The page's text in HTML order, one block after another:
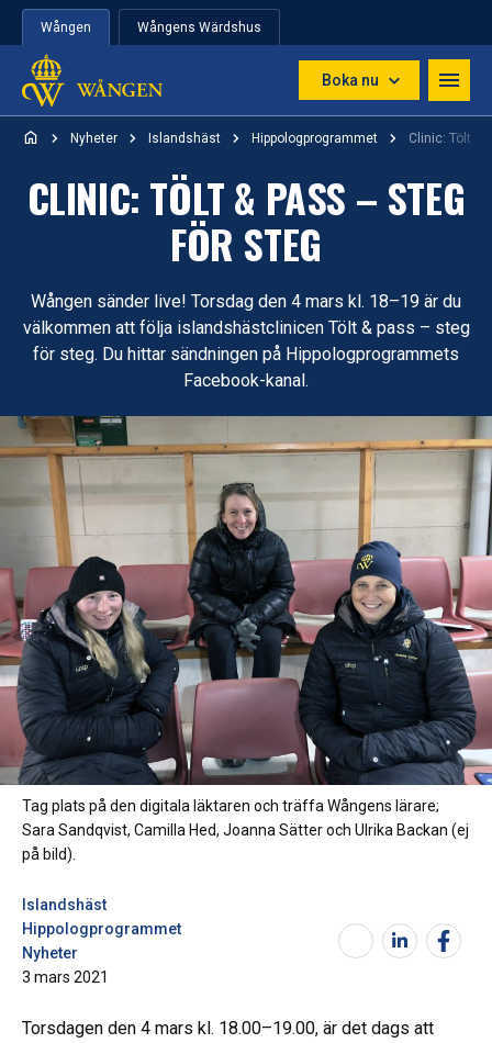
Hoppa till innehåll
Wången Wångens Wärdshus
Boka nu
Nyheter Islandshäst Hippologprogrammet Clinic: Tölt &
CLINIC: TÖLT & PASS – STEG
FÖR STEG
Wången sänder live! Torsdag den 4 mars kl. 18–19 är du
välkommen att följa islandshästclinicen Tölt & pass – steg
för steg. Du hittar sändningen på Hippologprogrammets
Facebook-kanal.
Tag plats på den digitala läktaren och träffa Wångens lärare;
Sara Sandqvist, Camilla Hed, Joanna Sätter och Ulrika Backan (ej
på bild).
Islandshäst
Hippologprogrammet
Nyheter
3 mars 2021
Torsdagen den 4 mars kl. 18.00–19.00, är det dags att